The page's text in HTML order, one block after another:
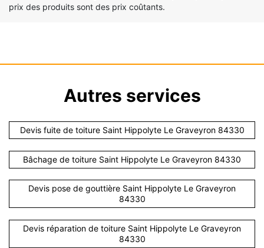
prix des produits sont des prix coûtants.
Autres services
Devis fuite de toiture Saint Hippolyte Le Graveyron 84330
Bâchage de toiture Saint Hippolyte Le Graveyron 84330
Devis pose de gouttière Saint Hippolyte Le Graveyron
84330
Devis réparation de toiture Saint Hippolyte Le Graveyron
84330